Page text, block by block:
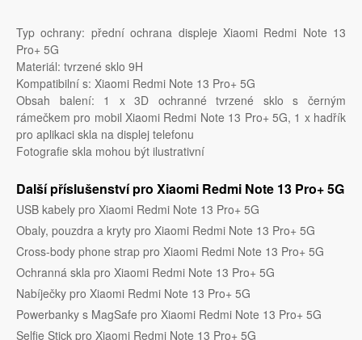
Typ ochrany: přední ochrana displeje Xiaomi Redmi Note 13
Pro+ 5G
Materiál: tvrzené sklo 9H
Kompatibilní s: Xiaomi Redmi Note 13 Pro+ 5G
Obsah balení: 1 x 3D ochranné tvrzené sklo s černým
rámečkem pro mobil Xiaomi Redmi Note 13 Pro+ 5G, 1 x hadřík
pro aplikaci skla na displej telefonu
Fotografie skla mohou být ilustrativní
Další příslušenství pro Xiaomi Redmi Note 13 Pro+ 5G
USB kabely pro Xiaomi Redmi Note 13 Pro+ 5G
Obaly, pouzdra a kryty pro Xiaomi Redmi Note 13 Pro+ 5G
Cross-body phone strap pro Xiaomi Redmi Note 13 Pro+ 5G
Ochranná skla pro Xiaomi Redmi Note 13 Pro+ 5G
Nabíječky pro Xiaomi Redmi Note 13 Pro+ 5G
Powerbanky s MagSafe pro Xiaomi Redmi Note 13 Pro+ 5G
Selfie Stick pro Xiaomi Redmi Note 13 Pro+ 5G